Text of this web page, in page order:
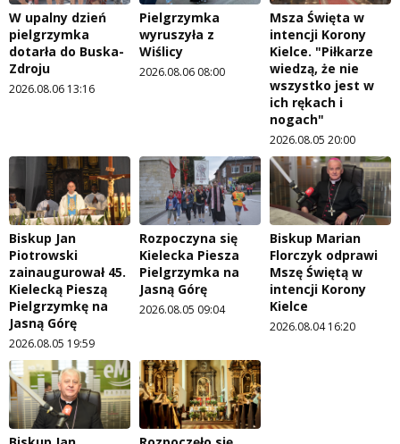
W upalny dzień
pielgrzymka
dotarła do Buska-
Zdroju
2026.08.06 13:16
Pielgrzymka
wyruszyła z
Wiślicy
2026.08.06 08:00
Msza Święta w
intencji Korony
Kielce. "Piłkarze
wiedzą, że nie
wszystko jest w
ich rękach i
nogach"
2026.08.05 20:00
Biskup Jan
Piotrowski
zainaugurował 45.
Kielecką Pieszą
Pielgrzymkę na
Jasną Górę
2026.08.05 19:59
Rozpoczyna się
Kielecka Piesza
Pielgrzymka na
Jasną Górę
2026.08.05 09:04
Biskup Marian
Florczyk odprawi
Mszę Świętą w
intencji Korony
Kielce
2026.08.04 16:20